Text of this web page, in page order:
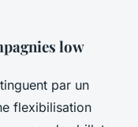
low
par un
flexibilisation